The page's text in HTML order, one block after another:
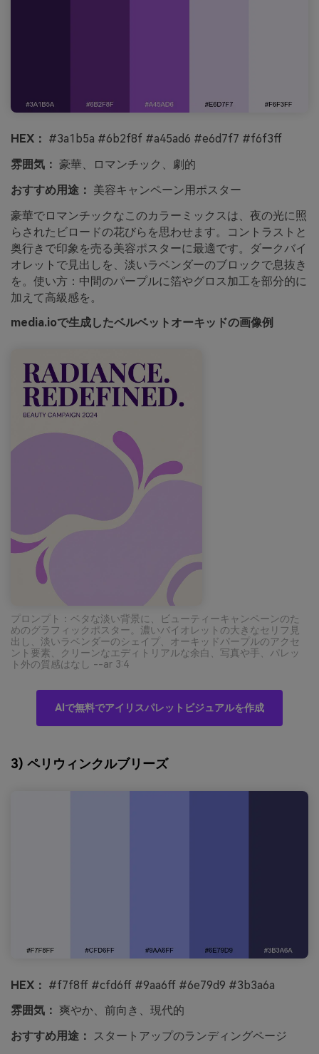
HEX： #3a1b5a #6b2f8f #a45ad6 #e6d7f7 #f6f3ff
雰囲気： 豪華、ロマンチック、劇的
おすすめ用途： 美容キャンペーン用ポスター
豪華でロマンチックなこのカラーミックスは、夜の光に照
らされたビロードの花びらを思わせます。コントラストと
奥行きで印象を売る美容ポスターに最適です。ダークバイ
オレットで見出しを、淡いラベンダーのブロックで息抜き
を。使い方：中間のパープルに箔やグロス加工を部分的に
加えて高級感を。
media.ioで生成したベルベットオーキッドの画像例
プロンプト：ベタな淡い背景に、ビューティーキャンペーンのた
めのグラフィックポスター。濃いバイオレットの大きなセリフ見
出し、淡いラベンダーのシェイプ、オーキッドパープルのアクセ
ント要素、クリーンなエディトリアルな余白、写真や手、パレッ
ト外の質感はなし --ar 3:4
AIで無料でアイリスパレットビジュアルを作成
3) ペリウィンクルブリーズ
HEX： #f7f8ff #cfd6ff #9aa6ff #6e79d9 #3b3a6a
雰囲気： 爽やか、前向き、現代的
おすすめ用途： スタートアップのランディングページ